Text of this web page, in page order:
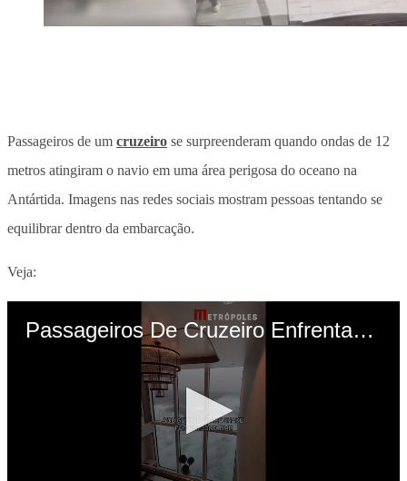
Passageiros de um cruzeiro se surpreenderam quando ondas de 12
metros atingiram o navio em uma área perigosa do oceano na
Antártida. Imagens nas redes sociais mostram pessoas tentando se
equilibrar dentro da embarcação.
Veja: